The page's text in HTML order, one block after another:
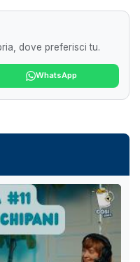
dove preferisci tu.
WhatsApp